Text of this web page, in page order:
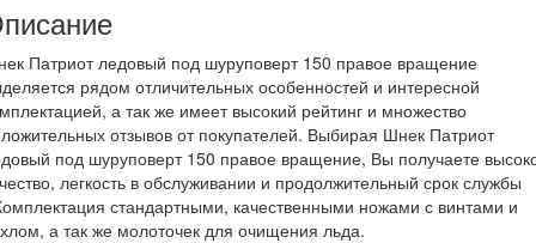
Патриот ледовый под шуруповерт 150 правое вращение
рядом отличительных особенностей и интересной
а так же имеет высокий рейтинг и множество
отзывов от покупателей. Выбирая Шнек Патриот
под шуруповерт 150 правое вращение, Вы получаете
легкость в обслуживании и продолжительный срок службы
стандартными, качественными ножами с винтами и
а так же молоточек для очищения льда.